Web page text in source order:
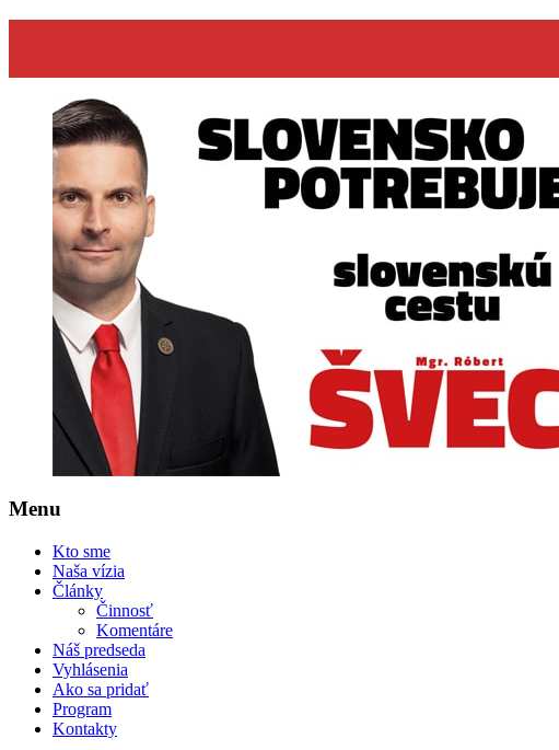
Menu
Kto sme
Naša vízia
Články
Činnosť
Komentáre
Náš predseda
Vyhlásenia
Ako sa pridať
Program
Kontakty